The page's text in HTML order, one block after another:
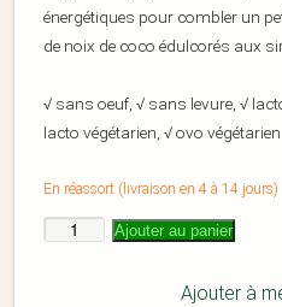
énergétiques pour combler un
de noix de coco édulcorés aux
√ sans oeuf, √ sans levure, √
lacto végétarien, √ ovo végétarien
En réassort (livraison en 4 à 14 jours)
Ajouter au panier
Ajouter à